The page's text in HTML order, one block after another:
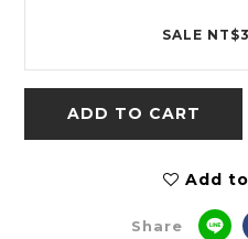
SALE
ADD TO CART
Add
Share